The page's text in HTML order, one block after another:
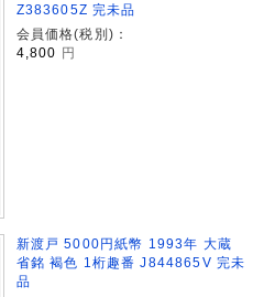
Z383605Z 完未品
会員価格(税別)：
4,800 円
新渡戸 5000円紙幣 1993年 大蔵
省銘 褐色 1桁趣番 J844865V 完未
品